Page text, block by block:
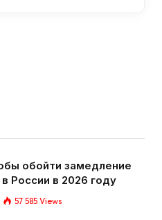
обойти замедление
России в 2026 году
57 585 Views